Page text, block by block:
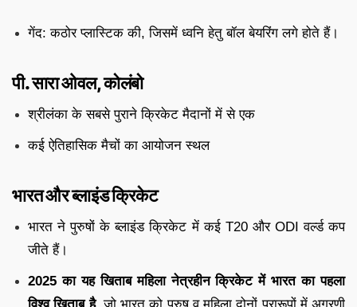
गेंद: कठोर प्लास्टिक की, जिसमें ध्वनि हेतु बॉल बेयरिंग लगे होते हैं।
पी. सारा ओवल, कोलंबो
श्रीलंका के सबसे पुराने क्रिकेट मैदानों में से एक
कई ऐतिहासिक मैचों का आयोजन स्थल
भारत और ब्लाइंड क्रिकेट
भारत ने पुरुषों के ब्लाइंड क्रिकेट में कई T20 और ODI वर्ल्ड कप
जीते हैं।
2025 का यह खिताब महिला नेत्रहीन क्रिकेट में भारत का पहला